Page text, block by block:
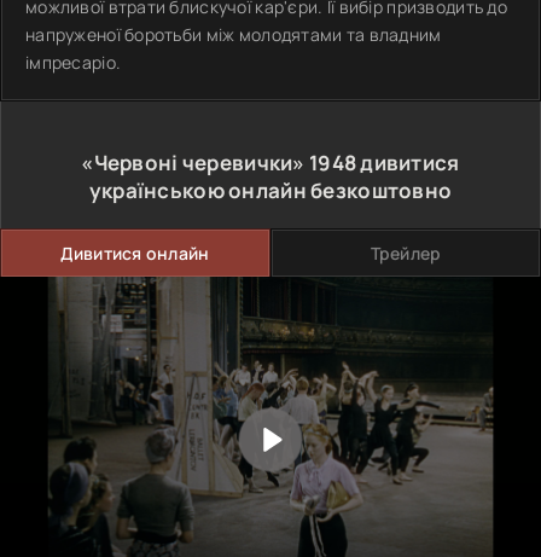
можливої втрати блискучої кар'єри. Її вибір призводить до
напруженої боротьби між молодятами та владним
імпресаріо.
«Червоні черевички» 1948дивитися
українською онлайн безкоштовно
Дивитися онлайн Трейлер